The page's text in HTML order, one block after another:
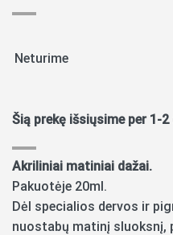
Neturime
Šią prekę išsiųsime per 1-
Akriliniai matiniai dažai.
Pakuotėje 20ml.
Dėl specialios dervos ir
nuostabų matinį sluoksnį,